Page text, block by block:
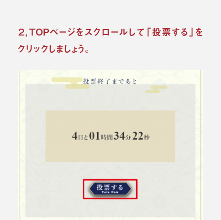
２，TOPページをスクロールして「投票する」を
クリックしましょう。